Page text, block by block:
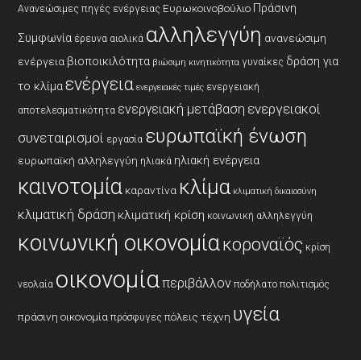
Ανανεώσιμες πηγές ενέργειας Ευρωκοινοβούλιο Πράσινη
Συμφωνία έρευνα αιολικά αλληλεγγύη ανανεώσιμη
ενέργεια βιοποικιλότητα βιώσιμη κινητικότητα γυναίκες δράση για
το κλίμαενέργεια ενεργειακές τιμές ενεργειακή
αποτελεσματικότητα ενεργειακή μετάβαση ενεργειακοί
συνεταιρισμοί εργασία ευρωπαϊκή ένωση
ευρωπαϊκή αλληλεγγύη ηλιακά ηλιακή ενέργεια
καινοτομία καραντίνα κλίμα κλιματική δικαιοσύνη
κλιματική δράση κλιματική κρίση κοινωνική αλληλεγγύη
κοινωνική οικονομίακοροναϊός κρίση
νεολαία οικονομίαπεριβάλλον ποδήλατο πολιτισμός
πράσινη οικονομία πρόσφυγες πόλεις τέχνη υγεία